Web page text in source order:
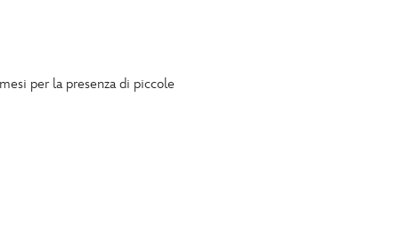
per la presenza di piccole